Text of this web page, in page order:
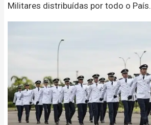
Militares distribuídas por todo o País.